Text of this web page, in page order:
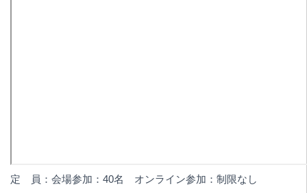
定 員：会場参加：40名 オンライン参加：制限なし